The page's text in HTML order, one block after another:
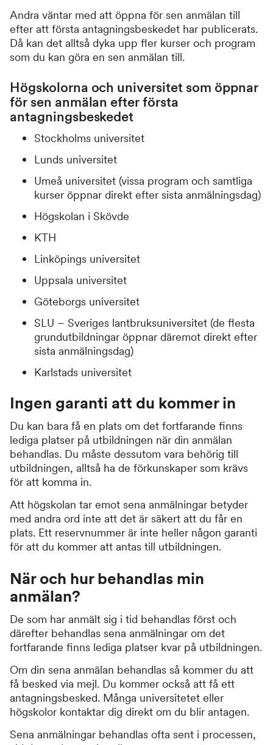
Andra väntar med att öppna för sen anmälan till
efter att första antagningsbeskedet har publicerats.
Då kan det alltså dyka upp fler kurser och program
som du kan göra en sen anmälan till.
Högskolorna och universitet som öppnar
för sen anmälan efter första
antagningsbeskedet
Stockholms universitet
Lunds universitet
Umeå universitet (vissa program och samtliga
kurser öppnar direkt efter sista anmälningsdag)
Högskolan i Skövde
KTH
Linköpings universitet
Uppsala universitet
Göteborgs universitet
SLU – Sveriges lantbruksuniversitet (de flesta
grundutbildningar öppnar däremot direkt efter
sista anmälningsdag)
Karlstads universitet
Ingen garanti att du kommer in
Du kan bara få en plats om det fortfarande finns
lediga platser på utbildningen när din anmälan
behandlas. Du måste dessutom vara behörig till
utbildningen, alltså ha de förkunskaper som krävs
för att komma in.
Att högskolan tar emot sena anmälningar betyder
med andra ord inte att det är säkert att du får en
plats. Ett reservnummer är inte heller någon garanti
för att du kommer att antas till utbildningen.
När och hur behandlas min
anmälan?
De som har anmält sig i tid behandlas först och
därefter behandlas sena anmälningar om det
fortfarande finns lediga platser kvar på utbildningen.
Om din sena anmälan behandlas så kommer du att
få besked via mejl. Du kommer också att få ett
antagningsbesked. Många universitetet eller
högskolor kontaktar dig direkt om du blir antagen.
Sena anmälningar behandlas ofta sent i processen,